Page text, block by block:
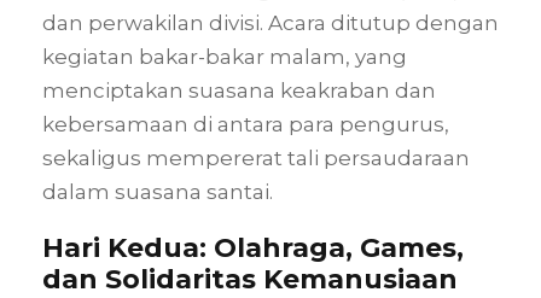
dan perwakilan divisi. Acara ditutup dengan
kegiatan bakar-bakar malam, yang
menciptakan suasana keakraban dan
kebersamaan di antara para pengurus,
sekaligus mempererat tali persaudaraan
dalam suasana santai.
Hari Kedua: Olahraga, Games,
dan Solidaritas Kemanusiaan